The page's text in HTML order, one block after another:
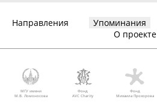
Направления Упоминания
О проекте
МГУ имени
М.В. Ломоносова
Фонд
AVC Charity
Фонд
Михаила Прохорова